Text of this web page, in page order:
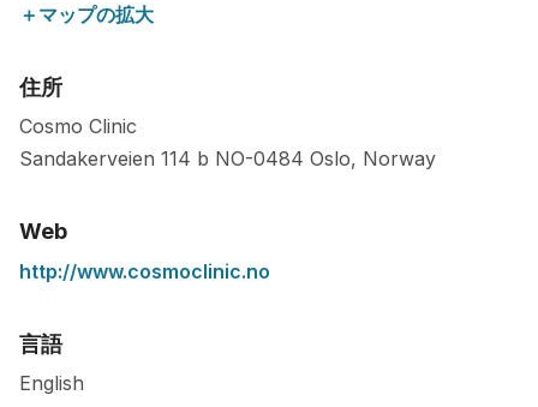
＋マップの拡大
住所
Cosmo Clinic
Sandakerveien 114 b NO-0484 Oslo, Norway
Web
http://www.cosmoclinic.no
言語
English